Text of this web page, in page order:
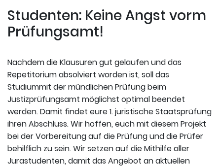
uneserer Datenbank finden. Hier
registrieren und die Protokolle
abrufen.
Studenten: Keine Angst vorm
Prüfungsamt!
Nachdem die Klausuren gut gelaufen und das
Repetitorium absolviert worden ist, soll das
Studiummit der mündlichen Prüfung beim
Justizprüfungsamt möglichst optimal beendet
werden. Damit findet eure 1. juristische Staatsprüfung
ihren Abschluss. Wir hoffen, euch mit diesem Projekt
bei der Vorbereitung auf die Prüfung und die Prüfer
behilflich zu sein. Wir setzen auf die Mithilfe aller
Jurastudenten, damit das Angebot an aktuellen